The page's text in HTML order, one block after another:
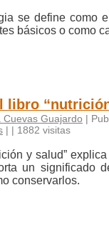
se define como
básicos o como
libro
Cuevas Guajardo |
| | 1882 visitas
y salud”
un significado
conservarlos.